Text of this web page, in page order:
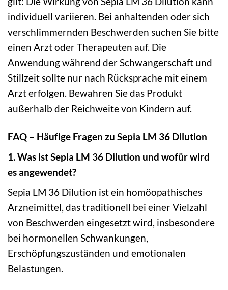
individuell variieren. Bei anhaltenden oder sich
verschlimmernden Beschwerden suchen Sie bitte
einen Arzt oder Therapeuten auf. Die
Anwendung während der Schwangerschaft und
Stillzeit sollte nur nach Rücksprache mit einem
Arzt erfolgen. Bewahren Sie das Produkt
außerhalb der Reichweite von Kindern auf.
FAQ – Häufige Fragen zu Sepia LM 36 Dilution
1. Was ist Sepia LM 36 Dilution und wofür wird
es angewendet?
Sepia LM 36 Dilution ist ein homöopathisches
Arzneimittel, das traditionell bei einer Vielzahl
von Beschwerden eingesetzt wird, insbesondere
bei hormonellen Schwankungen,
Erschöpfungszuständen und emotionalen
Belastungen.